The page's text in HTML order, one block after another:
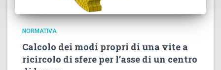
NORMATIVA
Calcolo dei modi propri di una vite a
ricircolo di sfere per l’asse di un centro